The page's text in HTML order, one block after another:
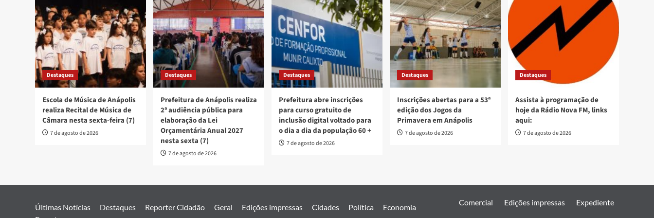
Destaques
Escola de Música de Anápolis
realiza Recital de Música de
Câmara nesta sexta-feira (7)
7 de agosto de 2026
Destaques
Prefeitura de Anápolis realiza
2ª audiência pública para
elaboração da Lei
Orçamentária Anual 2027
nesta sexta (7)
7 de agosto de 2026
Destaques
Prefeitura abre inscrições
para curso gratuito de
inclusão digital voltado para
o dia a dia da população 60 +
7 de agosto de 2026
Destaques
Inscrições abertas para a 53ª
edição dos Jogos da
Primavera em Anápolis
7 de agosto de 2026
Destaques
Assista à programação de
hoje da Rádio Nova FM, links
aqui:
7 de agosto de 2026
Últimas Notícias Destaques Reporter Cidadão Geral Edições impressas Cidades Política
Economia
Comercial Edições impressas Expediente